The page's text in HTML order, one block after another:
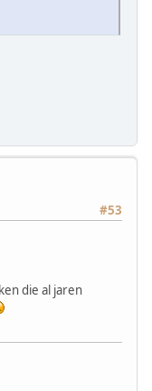
#53
die al jaren